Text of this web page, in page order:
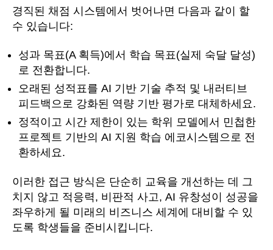
경직된 채점 시스템에서 벗어나면 다음과 같이 할
수 있습니다:
성과 목표(A 획득)에서 학습 목표(실제 숙달 달성)
로 전환합니다.
오래된 성적표를 AI 기반 기술 추적 및 내러티브
피드백으로 강화된 역량 기반 평가로 대체하세요.
정적이고 시간 제한이 있는 학위 모델에서 민첩한
프로젝트 기반의 AI 지원 학습 에코시스템으로 전
환하세요.
이러한 접근 방식은 단순히 교육을 개선하는 데 그
치지 않고 적응력, 비판적 사고, AI 유창성이 성공을
좌우하게 될 미래의 비즈니스 세계에 대비할 수 있
도록 학생들을 준비시킵니다.